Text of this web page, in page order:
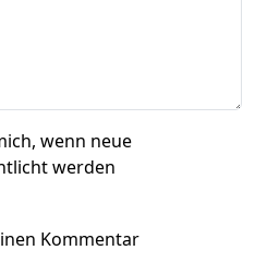
wenn neue
werden
Kommentar